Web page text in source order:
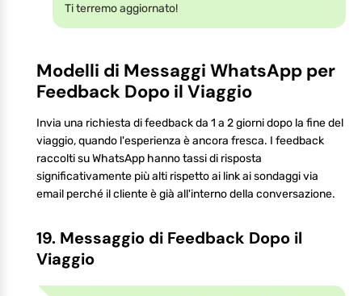
Ti terremo aggiornato!
Modelli di Messaggi WhatsApp per
Feedback Dopo il Viaggio
Invia una richiesta di feedback da 1 a 2 giorni dopo la fine del
viaggio, quando l'esperienza è ancora fresca. I feedback
raccolti su WhatsApp hanno tassi di risposta
significativamente più alti rispetto ai link ai sondaggi via
email perché il cliente è già all'interno della conversazione.
19. Messaggio di Feedback Dopo il
Viaggio